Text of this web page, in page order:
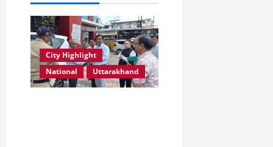
City Highlight
National
Uttarakhand